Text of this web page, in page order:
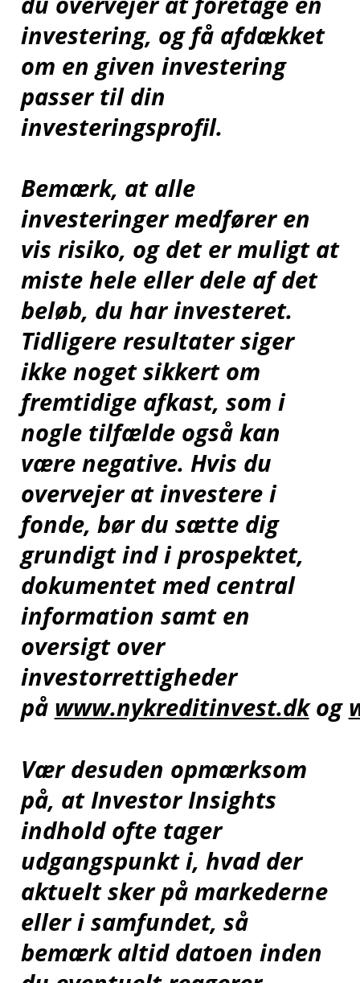
investering, og få afdækket
om en given investering
passer til din
investeringsprofil.
Bemærk, at alle
investeringer medfører en
vis risiko, og det er muligt at
miste hele eller dele af det
beløb, du har investeret.
Tidligere resultater siger
ikke noget sikkert om
fremtidige afkast, som i
nogle tilfælde også kan
være negative. Hvis du
overvejer at investere i
fonde, bør du sætte dig
grundigt ind i prospektet,
dokumentet med central
information samt en
oversigt over
investorrettigheder
på www.nykreditinvest.dkog
Vær desuden opmærksom
på, at Investor Insights
indhold ofte tager
udgangspunkt i, hvad der
aktuelt sker på markederne
eller i samfundet, så
bemærk altid datoen inden